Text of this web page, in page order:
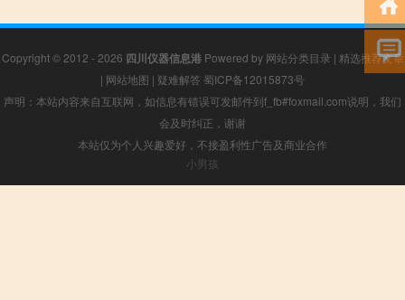
Copyright © 2012 - 2026 四川仪器信息港Powered by 网站分类目录 | 精选推荐文章
| 网站地图 | 疑难解答 蜀ICP备12015873号
声明：本站内容来自互联网，如信息有错误可发邮件到f_fb#foxmail.com说明，我们
会及时纠正，谢谢
本站仅为个人兴趣爱好，不接盈利性广告及商业合作
小男孩